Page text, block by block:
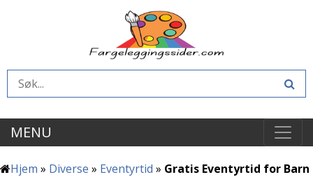
MENU
Hjem » Diverse » Eventyrtid » Gratis Eventyrtid for Barn